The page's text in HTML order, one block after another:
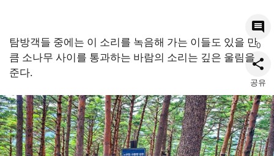
탐방객들 중에는 이 소리를 녹음해 가는 이들도 있을 만
큼 소나무 사이를 통과하는 바람의 소리는 깊은 울림을
준다.
0
공유